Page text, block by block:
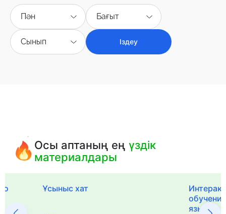
Пән Бағыт
Сынып Іздеу
Осы аптаның еңүздік
материалдары
Ұсыныс хат
языка и